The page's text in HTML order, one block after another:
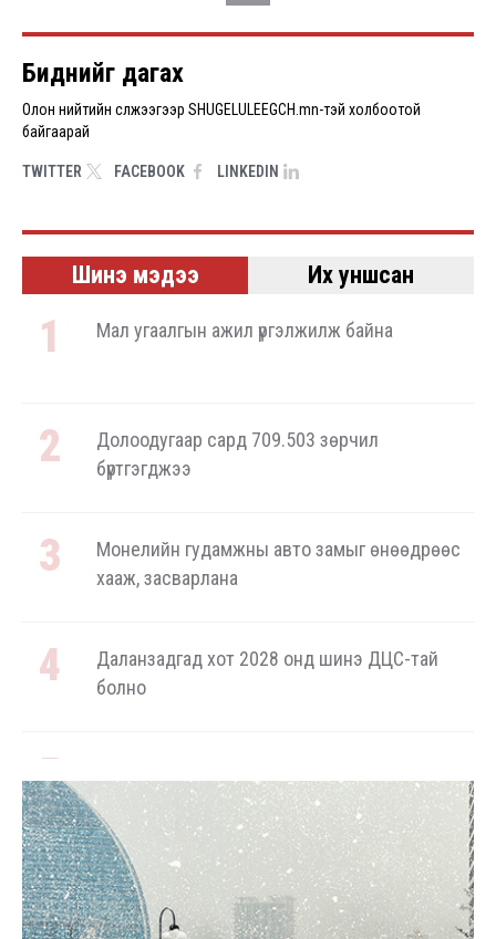
Биднийг дагах
Олон нийтийн сүлжээгээр SHUGELULEEGCH.mn-тэй холбоотой
байгаарай
TWITTER FACEBOOK LINKEDIN
Шинэ мэдээ Их уншсан
Мал угаалгын ажил үргэлжилж байна
Долоодугаар сард 709.503 зөрчил
бүртгэгджээ
Монелийн гудамжны авто замыг өнөөдрөөс
хааж, засварлана
Даланзадгад хот 2028 онд шинэ ДЦС-тай
болно
зориулсан баяр наадам цуцлагдлаа
Автомашины улсын дугаар сондгой тоогоор
төгссөн бол өнөөдөр шатахуун авна